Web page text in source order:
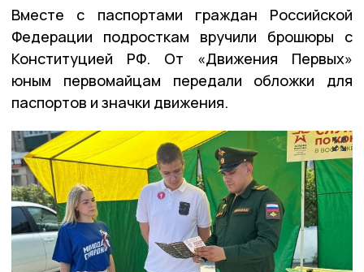
Вместе с паспортами граждан Российской
Федерации подросткам вручили брошюры с
Конституцией РФ. От «Движения Первых»
юным первомайцам передали обложки для
паспортов и значки движения.